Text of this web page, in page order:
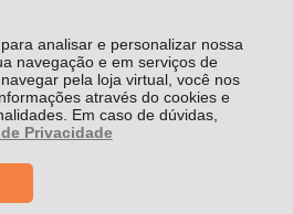
analisar e personalizar nossa
navegação e em serviços de
pela loja virtual, você nos
através do cookies e
Em caso de dúvidas,
Privacidade